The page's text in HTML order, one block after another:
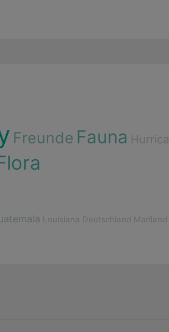
Freunde Fauna
Louisiana Deutschland Mariland